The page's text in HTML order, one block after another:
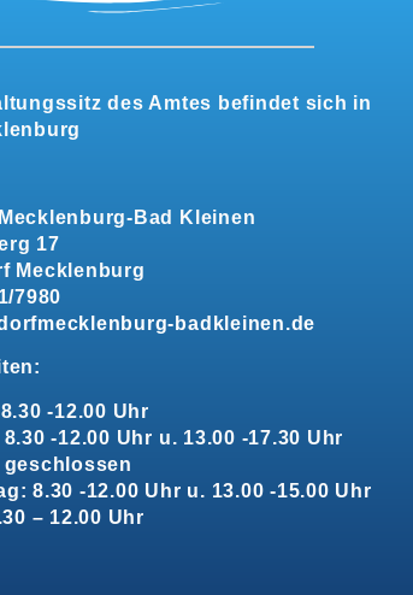
des Amtes befindet sich in
Bad Kleinen
17
Mecklenburg
7980
badkleinen.de
-12.00 Uhr
-12.00 Uhr u. 13.00 -17.30 Uhr
geschlossen
8.30 -12.00 Uhr u. 13.00 -15.00 Uhr
– 12.00 Uhr